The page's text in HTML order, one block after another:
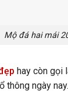
Mộ đá hai mái
hay còn gọi
thông ngày